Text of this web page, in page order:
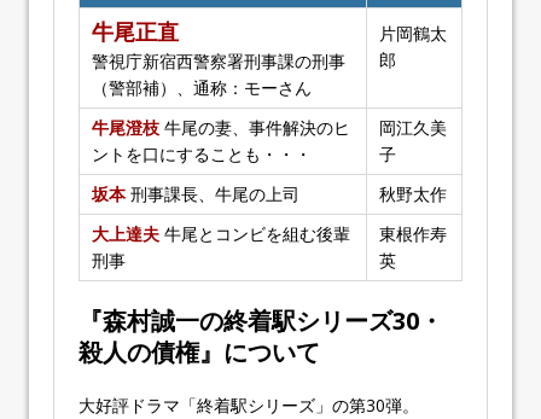
牛尾正直
警視庁新宿西警察署刑事課の刑事
（警部補）、通称：モーさん
片岡鶴太
郎
牛尾澄枝 牛尾の妻、事件解決のヒ
ントを口にすることも・・・
岡江久美
子
坂本刑事課長、牛尾の上司
秋野太作
大上達夫 牛尾とコンビを組む後輩
刑事
東根作寿
英
『森村誠一の終着駅シリーズ30・
殺人の債権』について
大好評ドラマ「終着駅シリーズ」の第30弾。